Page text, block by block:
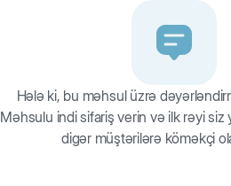
Hələ ki, bu məhsul üzrə
Məhsulu indi sifariş verin və ilk rəyi siz
digər müştərilərə köməkçi